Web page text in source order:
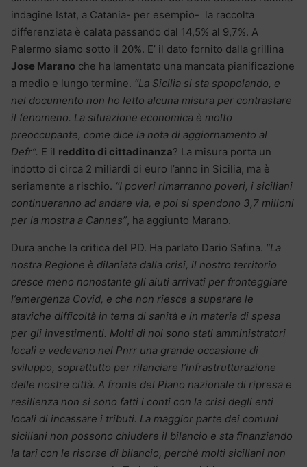
indagine Istat, a Catania- per esempio- la raccolta
differenziata è calata passando dal 14,5% al 9,7%. A
Palermo siamo sotto il 20%. E’ il dato fornito dalla grillina
Jose Marano che ha lamentato una mancata pianificazione
a medio e lungo termine. “La Sicilia si sta spopolando, e
nel documento non ho letto alcuna misura per contrastare
il fenomeno. La situazione economica è molto
preoccupante, come dice la nota di aggiornamento al
Defr”. E il reddito di cittadinanza? La misura porta un
indotto di circa 2 miliardi di euro l’anno in Sicilia, ma è
seriamente a rischio. “I poveri rimarranno poveri, i siciliani
continueranno ad andare via, e poi si spendono 3,7 milioni
per la mostra a Cannes”, ha aggiunto Marano.
Dura anche la critica del PD. Ha parlato Dario Safina. “La
nostra Regione è dilaniata dalla crisi, il nostro territorio
cresce meno nonostante gli aiuti arrivati per fronteggiare
l’emergenza Covid, e che non riesce a superare le
ataviche difficoltà in tema di sanità e in materia di spesa
per gli investimenti. Molti di noi sono stati amministratori
locali e vedevano nel Pnrr una grande occasione di
sviluppo, soprattutto per rilanciare l’infrastrutturazione
delle nostre città. A fronte del Piano nazionale di ripresa e
resilienza non si sono fatti i conti con la crisi degli enti
locali di incassare i tributi. La maggior parte dei comuni
siciliani non possono chiudere il bilancio e sta finanziando
la tari con le risorse di bilancio, perché molti siciliani non